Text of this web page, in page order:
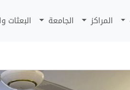
المراكز الجامعة البعثات